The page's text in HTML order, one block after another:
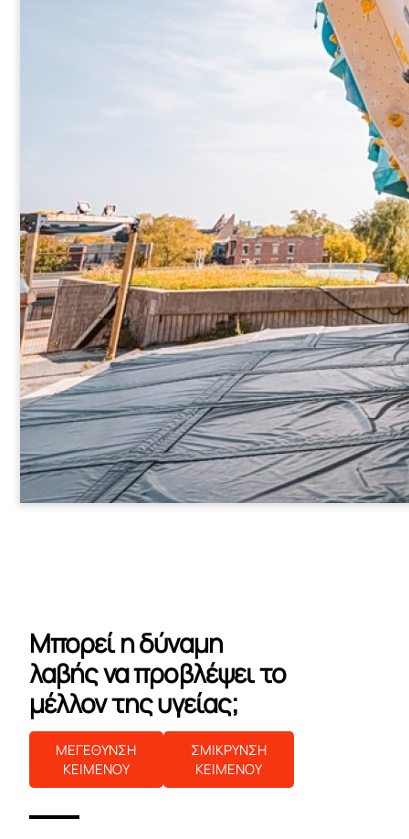
Μπορεί η δύναμη
λαβής να προβλέψει το
μέλλον της υγείας;
ΜΕΓΕΘΥΝΣΗ
ΚΕΙΜΕΝΟΥ
ΣΜΙΚΡΥΝΣΗ
ΚΕΙΜΕΝΟΥ